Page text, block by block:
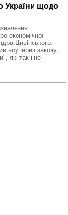
України щодо
економічної
Цивінського.
всупереч закону,
які так і не